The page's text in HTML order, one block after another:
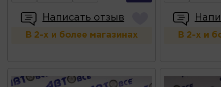
Написать отзыв
В 2-х и более магазинах В 2-х и